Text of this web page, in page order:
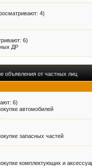
4)
6)
ДР
объявления от частных лиц
6)
автомобилей
запасных частей
комплектующих и